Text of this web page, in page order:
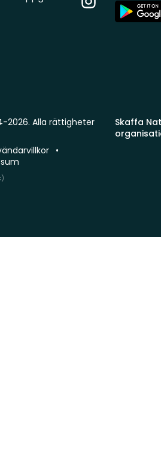
App
Store
Skaffa
2026. Alla rättigheter